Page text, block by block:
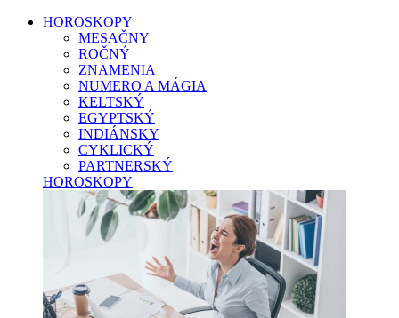
HOROSKOPY
MESAČNY
ROČNÝ
ZNAMENIA
NUMERO A MÁGIA
KELTSKÝ
EGYPTSKÝ
INDIÁNSKY
CYKLICKÝ
PARTNERSKÝ
HOROSKOPY